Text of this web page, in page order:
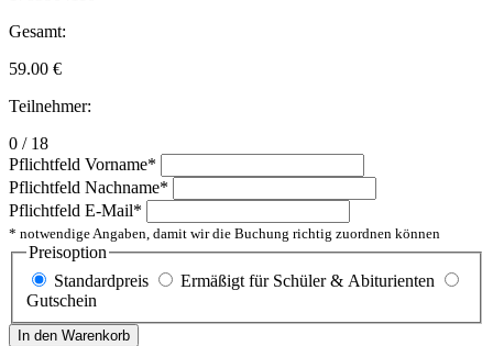
Gesamt:
59.00 €
Teilnehmer:
0 / 18
Pflichtfeld Vorname*
Pflichtfeld Nachname*
Pflichtfeld E-Mail*
* notwendige Angaben, damit wir die Buchung richtig zuordnen können
Preisoption
Standardpreis
Ermäßigt für Schüler & Abiturienten
Gutschein